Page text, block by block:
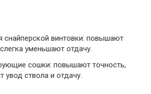
снайперской винтовки: повышают
уменьшают отдачу.
сошки: повышают точность,
увод ствола и отдачу.